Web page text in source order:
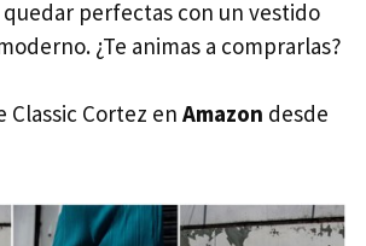
perfectas con un vestido
¿Te animas a comprarlas?
Classic Cortez en Amazon desde